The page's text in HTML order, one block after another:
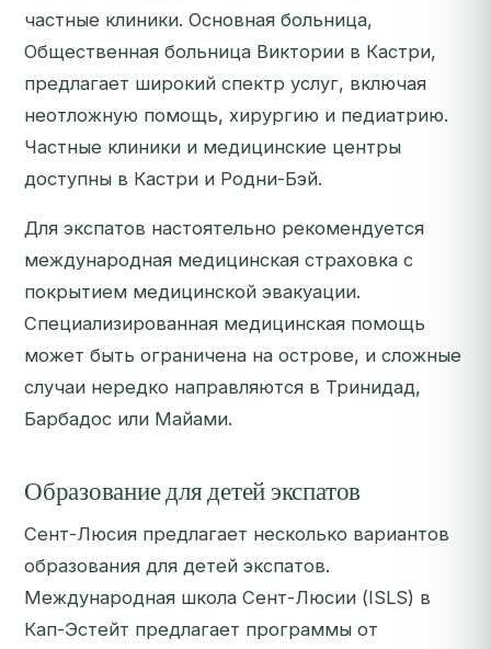
частные клиники. Основная больница,
Общественная больница Виктории в Кастри,
предлагает широкий спектр услуг, включая
неотложную помощь, хирургию и педиатрию.
Частные клиники и медицинские центры
доступны в Кастри и Родни-Бэй.
Для экспатов настоятельно рекомендуется
международная медицинская страховка с
покрытием медицинской эвакуации.
Специализированная медицинская помощь
может быть ограничена на острове, и сложные
случаи нередко направляются в Тринидад,
Барбадос или Майами.
Образование для детей экспатов
Сент-Люсия предлагает несколько вариантов
образования для детей экспатов.
Международная школа Сент-Люсии (ISLS) в
Кап-Эстейт предлагает программы от